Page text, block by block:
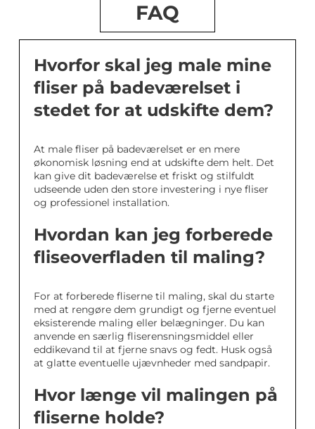
FAQ
Hvorfor skal jeg male mine
fliser på badeværelset i
stedet for at udskifte dem?
At male fliser på badeværelset er en mere
økonomisk løsning end at udskifte dem helt. Det
kan give dit badeværelse et friskt og stilfuldt
udseende uden den store investering i nye fliser
og professionel installation.
Hvordan kan jeg forberede
fliseoverfladen til maling?
For at forberede fliserne til maling, skal du starte
med at rengøre dem grundigt og fjerne eventuel
eksisterende maling eller belægninger. Du kan
anvende en særlig fliserensningsmiddel eller
eddikevand til at fjerne snavs og fedt. Husk også
at glatte eventuelle ujævnheder med sandpapir.
Hvor længe vil malingen på
fliserne holde?